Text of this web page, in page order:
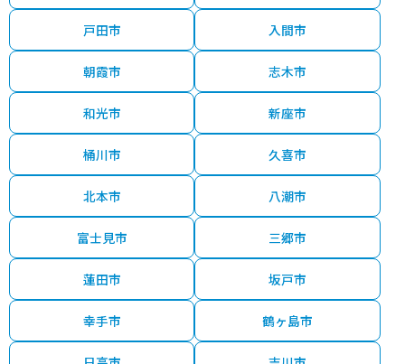
2,400 志木 13分 85.00㎡ 96万円 2020年第４四半期
万円 310.00㎡ 2020年第４四半期
志木 14万円 2020年第３四半期
万円 志木 54万円 2020年第３四半期
万円 志木 75万円 2020年第３四半期
戸田市 入間市
朝霞市 志木市
和光市 新座市
桶川市 久喜市
北本市 八潮市
富士見市 三郷市
蓮田市 坂戸市
幸手市 鶴ヶ島市